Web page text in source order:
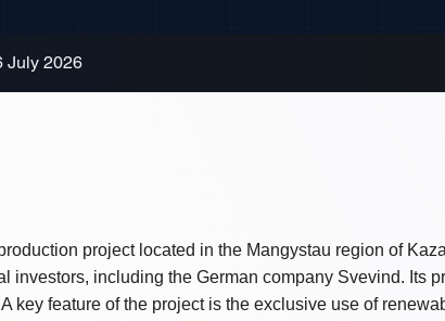
July 2026
project located in the Mangystau region of
investors, including the German company Svevind. Its
key feature of the project is the exclusive use of